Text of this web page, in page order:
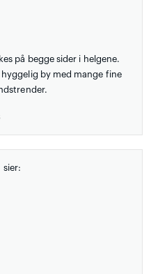
på begge sider i helgene.
by med mange fine
sier: